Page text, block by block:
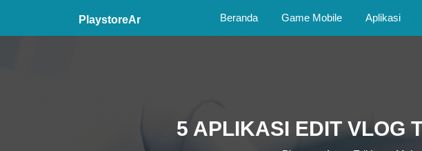
content
PlaystoreAr Beranda Game Mobile Aplikasi
5 APLIKASI EDIT VLOG